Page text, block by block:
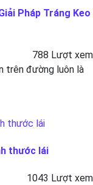
Pháp Tráng Keo
788 Lượt xem
trên đường luôn là
thước lái
1043 Lượt xem